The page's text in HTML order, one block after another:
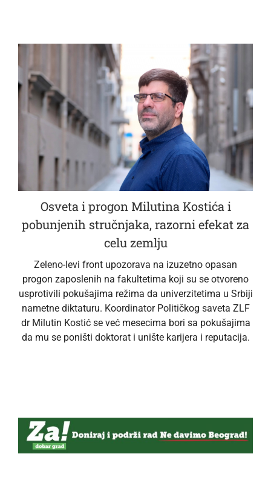
Osveta i progon Milutina Kostića i
pobunjenih stručnjaka, razorni efekat za
celu zemlju
Zeleno-levi front upozorava na izuzetno opasan
progon zaposlenih na fakultetima koji su se otvoreno
usprotivili pokušajima režima da univerzitetima u Srbiji
nametne diktaturu. Koordinator Političkog saveta ZLF
dr Milutin Kostić se već mesecima bori sa pokušajima
da mu se poništi doktorat i unište karijera i reputacija.